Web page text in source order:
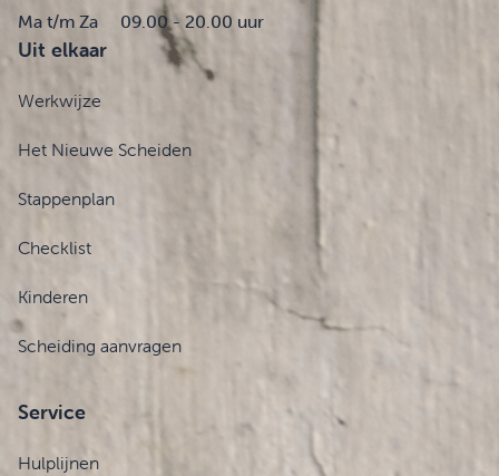
Ma t/m Za 09.00 - 20.00 uur
Uit elkaar
Werkwijze
Het Nieuwe Scheiden
Stappenplan
Checklist
Kinderen
Scheiding aanvragen
Service
Hulplijnen